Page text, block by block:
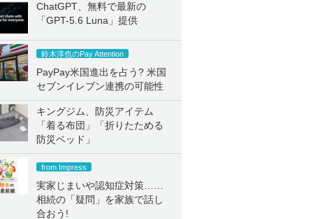
ChatGPT、無料で最新の
「GPT-5.6 Luna」提供
鈴木淳也のPay Attention
PayPay米国進出を占う? 米国
セブンイレブン連携の可能性
キングジム、防災アイテム
「着る布団」「折りたためる
防災ベッド」
from Impress
実家じまいや認知症対策……
相続の「疑問」を家族で話し
合おう!